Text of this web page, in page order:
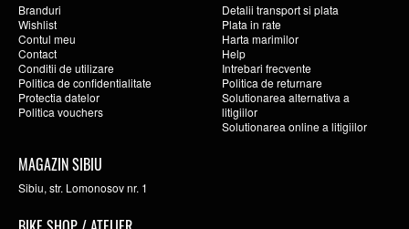
Branduri
Wishlist
Contul meu
Contact
Conditii de utilizare
Politica de confidentialitate
Protectia datelor
Politica vouchers
Detalii transport si plata
Plata in rate
Harta marimilor
Help
Intrebari frecvente
Politica de returnare
Solutionarea alternativa a
litigiilor
Solutionarea online a litigiilor
MAGAZIN SIBIU
Sibiu, str. Lomonosov nr. 1